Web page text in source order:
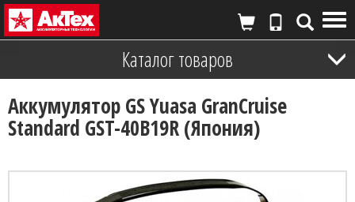
Каталог товаров
Аккумулятор GS Yuasa GranCruise
Standard GST-40B19R (Япония)